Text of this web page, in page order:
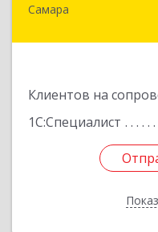
Самара
Клиентов на
1С:Специалист
443069,